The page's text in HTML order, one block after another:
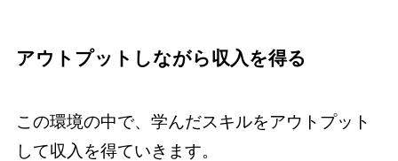
アウトプットしながら収入を得る
この環境の中で、学んだスキルをアウトプット
して収入を得ていきます。